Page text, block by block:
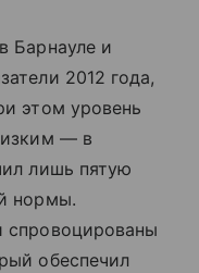
Барнауле и
2012 года,
этом уровень
— в
лишь пятую
нормы.
спровоцированы
обеспечил